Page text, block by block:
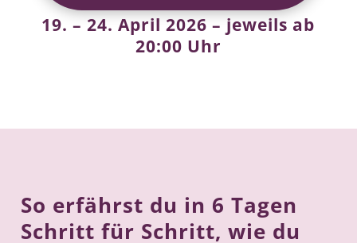
19. – 24. April 2026 – jeweils ab
20:00 Uhr
So erfährst du in 6 Tagen
Schritt für Schritt, wie du